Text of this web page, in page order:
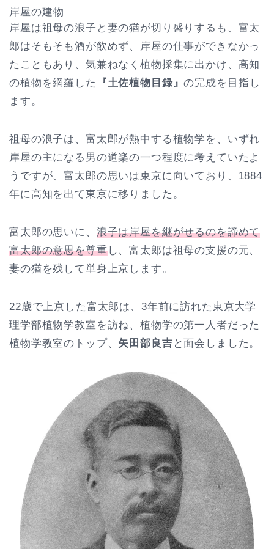
岸屋の建物
岸屋は祖母の浪子と妻の猶が切り盛りするも、富太
郎はそもそも酒が飲めず、岸屋の仕事ができなかっ
たこともあり、気兼ねなく植物採集に出かけ、高知
の植物を網羅した
『土佐植物目録』の完成を目指し
ます。
祖母の浪子は、富太郎が熱中する植物学を、いずれ
岸屋の主になる男の道楽の一つ程度に考えていたよ
うですが、富太郎の思いは東京に向いており、1884
年に高知を出て東京に移りました。
富太郎の思いに、 浪子は岸屋を継がせるのを諦めて
富太郎の意思を尊重し、富太郎は祖母の支援の元、
妻の猶を残して単身上京します。
22歳で上京した富太郎は、3年前に訪れた東京大学
理学部植物学教室を訪ね、植物学の第一人者だった
植物学教室のトップ、 矢田部良吉 と面会しました。